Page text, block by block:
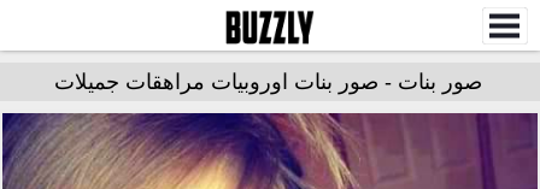
صور بنات - صور بنات اوروبيات مراهقات جميلات